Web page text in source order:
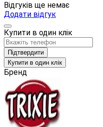
Відгуків ще немає
Додати відгук
Купити в один клік
Підтвердити
Купити в один клік
Бренд